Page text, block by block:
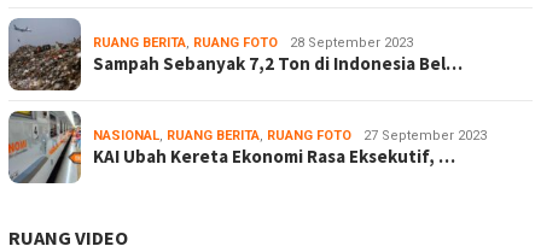
RUANG BERITA, RUANG FOTO 28 September 2023
Sampah Sebanyak 7,2 Ton di Indonesia Bel…
NASIONAL, RUANG BERITA, RUANG FOTO 27 September 2023
KAI Ubah Kereta Ekonomi Rasa Eksekutif, …
RUANG VIDEO